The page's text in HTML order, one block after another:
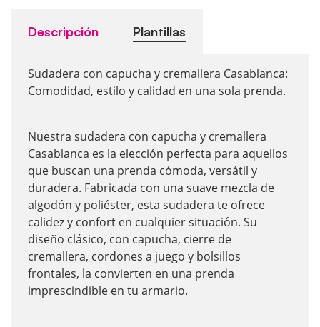
Descripción Plantillas
Sudadera con capucha y cremallera Casablanca:
Comodidad, estilo y calidad en una sola prenda.
Nuestra sudadera con capucha y cremallera
Casablanca es la elección perfecta para aquellos
que buscan una prenda cómoda, versátil y
duradera. Fabricada con una suave mezcla de
algodón y poliéster, esta sudadera te ofrece
calidez y confort en cualquier situación. Su
diseño clásico, con capucha, cierre de
cremallera, cordones a juego y bolsillos
frontales, la convierten en una prenda
imprescindible en tu armario.